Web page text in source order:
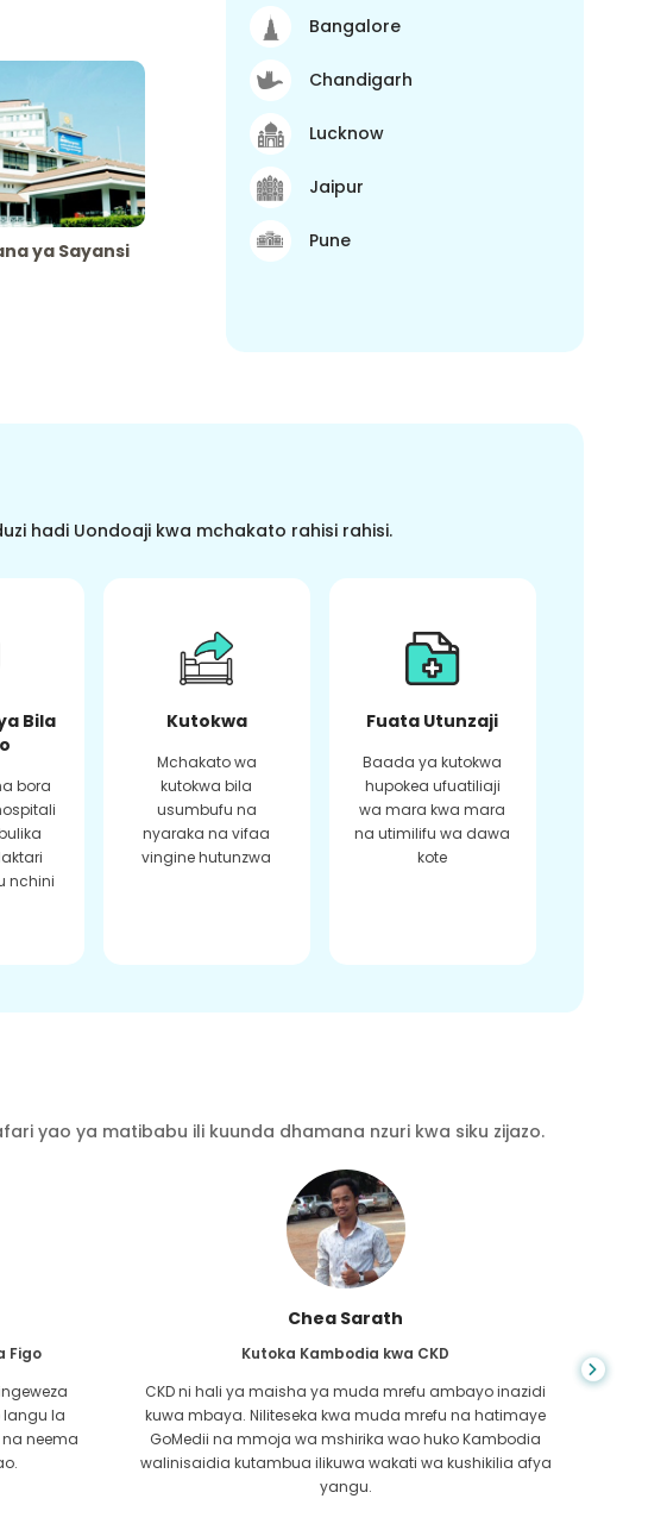
ya Sayansi
Bangalore
Chandigarh
Lucknow
Jaipur
Pune
hadi Uondoaji kwa mchakato rahisi rahisi.
Bila
bora
nchini
Kutokwa
Mchakato wa
kutokwa bila
usumbufu na
nyaraka na vifaa
vingine hutunzwa
Fuata Utunzaji
Baada ya kutokwa
hupokea ufuatiliaji
wa mara kwa mara
na utimilifu wa dawa
kote
yao ya matibabu ili kuunda dhamana nzuri kwa siku zijazo.
Figo
langu la
neema
Chea Sarath
Kutoka Kambodia kwa CKD
CKD ni hali ya maisha ya muda mrefu ambayo inazidi
kuwa mbaya. Niliteseka kwa muda mrefu na hatimaye
GoMedii na mmoja wa mshirika wao huko Kambodia
walinisaidia kutambua ilikuwa wakati wa kushikilia afya
yangu.